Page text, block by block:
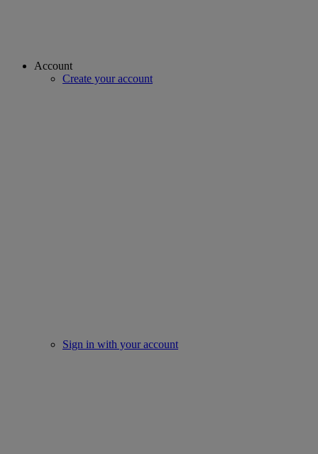
Account
Create your account
Sign in with your account